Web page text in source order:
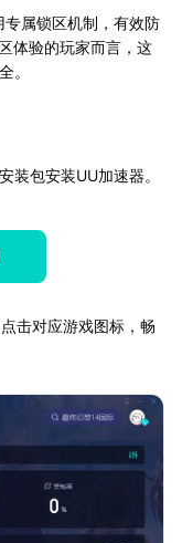
属锁区机制，有效防
体验的玩家而言，这
。
装包安装UU加速器。
击对应游戏图标，畅